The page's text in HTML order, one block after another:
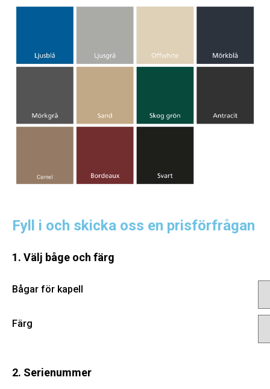
Fyll i och skicka oss en prisförfrågan
1. Välj båge och färg
Bågar för kapell
Färg
2. Serienummer